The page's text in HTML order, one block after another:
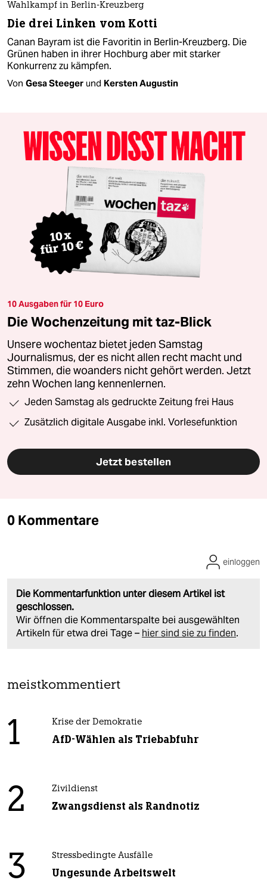
Wahlkampf in Berlin-Kreuzberg
Die drei Linken vom Kotti
Canan Bayram ist die Favoritin in Berlin-Kreuzberg. Die
Grünen haben in ihrer Hochburg aber mit starker
Konkurrenz zu kämpfen.
Von Gesa Steeger und Kersten Augustin
10 Ausgaben für 10 Euro
Die Wochenzeitung mit taz-Blick
Unsere wochentaz bietet jeden Samstag
Journalismus, der es nicht allen recht macht und
Stimmen, die woanders nicht gehört werden. Jetzt
zehn Wochen lang kennenlernen.
Jeden Samstag als gedruckte Zeitung frei Haus
Zusätzlich digitale Ausgabe inkl. Vorlesefunktion
Jetzt bestellen
0 Kommentare
Die Kommentarfunktion unter diesem Artikel ist
geschlossen.
Wir öffnen die Kommentarspalte bei ausgewählten
Artikeln für etwa drei Tage – hier sind sie zu finden.
einloggen
meistkommentiert
1 Krise der Demokratie
AfD-Wählen als Triebabfuhr
2 Zivildienst
Zwangsdienst als Randnotiz
3 Stressbedingte Ausfälle
Ungesunde Arbeitswelt